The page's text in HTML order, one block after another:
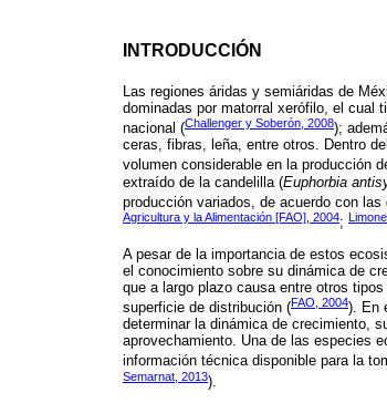
INTRODUCCIÓN
Las regiones áridas y semiáridas de
dominadas por matorral xerófilo, el cual
nacional (Challenger y Soberón, 2008);
ceras, fibras, leña, entre otros. Dentro
volumen considerable en la producción
extraído de la candelilla (Euphorbia
producción variados, de acuerdo con
Agricultura y la Alimentación [FAO], 2004;
A pesar de la importancia de estos
el conocimiento sobre su dinámica de
que a largo plazo causa entre otros
superficie de distribución (FAO, 2004). En
determinar la dinámica de crecimiento,
aprovechamiento. Una de las especies
información técnica disponible para la
Semarnat, 2013).